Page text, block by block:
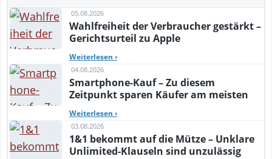
05.08.2026
Wahlfreiheit der Verbraucher gestärkt –
Gerichtsurteil zu Apple
Weiterlesen ›
04.08.2026
Smartphone-Kauf – Zu diesem
Zeitpunkt sparen Käufer am meisten
Weiterlesen ›
03.08.2026
1&1 bekommt auf die Mütze – Unklare
Unlimited-Klauseln sind unzulässig